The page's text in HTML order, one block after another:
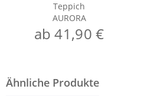
Teppich
AURORA
ab 41,90 €